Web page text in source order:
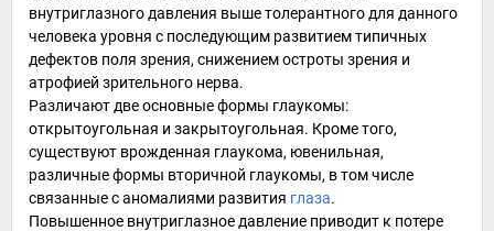
внутриглазного давления выше толерантного для данного
человека уровня с последующим развитием типичных
дефектов поля зрения, снижением остроты зрения и
атрофией зрительного нерва.
Различают две основные формы глаукомы:
открытоугольная и закрытоугольная. Кроме того,
существуют врожденная глаукома, ювенильная,
различные формы вторичной глаукомы, в том числе
связанные с аномалиями развития глаза.
Повышенное внутриглазное давление приводит к потере